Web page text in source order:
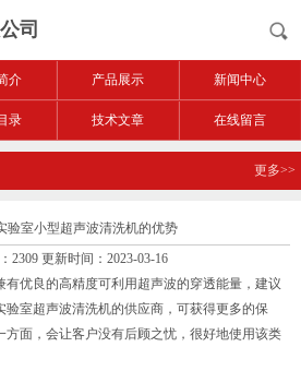
司
介 产品展示 新闻中心
录 技术文章 在线留言
更多>>
验室小型超声波清洗机的优势
2309 更新时间：2023-03-16
有优良的高精度可利用超声波的穿透能量，建议
验室超声波清洗机的供应商，可获得更多的保
方面，会让客户没有后顾之忧，很好地使用该类